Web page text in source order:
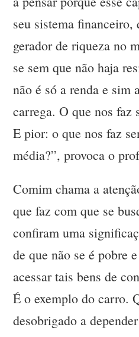
seu sistema financeiro,
gerador de riqueza no
se sem que não haja
não é só a renda e sim
carrega. O que nos faz
E pior: o que nos faz
média?”, provoca o
Comim chama a
que faz com que se
confiram uma
de que não se é pobre
acessar tais bens de
É o exemplo do carro.
desobrigado a